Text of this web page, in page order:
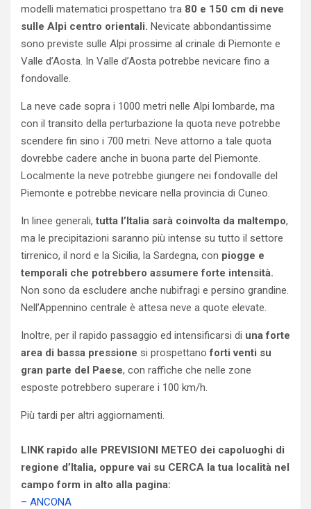
modelli matematici prospettano tra 80 e 150 cm di neve
sulle Alpi centro orientali. Nevicate abbondantissime
sono previste sulle Alpi prossime al crinale di Piemonte e
Valle d’Aosta. In Valle d’Aosta potrebbe nevicare fino a
fondovalle.
La neve cade sopra i 1000 metri nelle Alpi lombarde, ma
con il transito della perturbazione la quota neve potrebbe
scendere fin sino i 700 metri. Neve attorno a tale quota
dovrebbe cadere anche in buona parte del Piemonte.
Localmente la neve potrebbe giungere nei fondovalle del
Piemonte e potrebbe nevicare nella provincia di Cuneo.
In linee generali,tutta l’Italia sarà coinvolta da maltempo,
ma le precipitazioni saranno più intense su tutto il settore
tirrenico, il nord e la Sicilia, la Sardegna, con piogge e
temporali che potrebbero assumere forte intensità.
Non sono da escludere anche nubifragi e persino grandine.
Nell’Appennino centrale è attesa neve a quote elevate.
Inoltre, per il rapido passaggio ed intensificarsi di una forte
area di bassa pressione si prospettanoforti venti su
gran parte del Paese, con raffiche che nelle zone
esposte potrebbero superare i 100 km/h.
Più tardi per altri aggiornamenti.
LINK rapido alle PREVISIONI METEO dei capoluoghi di
regione d’Italia, oppure vai su CERCA la tua località nel
campo form in alto alla pagina:
– ANCONA